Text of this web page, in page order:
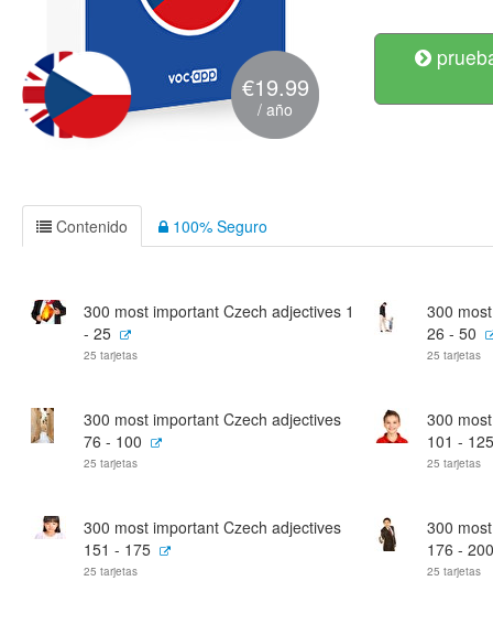
€19.99
/ año
Contenido 100% Seguro
300 most important Czech adjectives 1
- 25
25 tarjetas
300
26 - 50
25 tarjetas
300 most important Czech adjectives
76 - 100
25 tarjetas
300
101 - 125
25 tarjetas
300 most important Czech adjectives
151 - 175
25 tarjetas
300
176 - 200
25 tarjetas